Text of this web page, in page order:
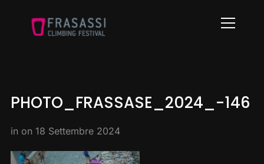
Info
PHOTO_FRASSASE_2024_-146
in on 18 Settembre 2024